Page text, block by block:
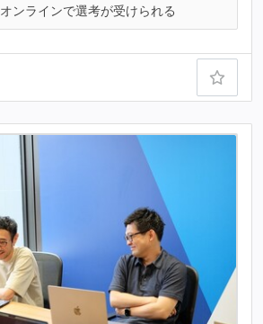
オンラインで選考が受けられる